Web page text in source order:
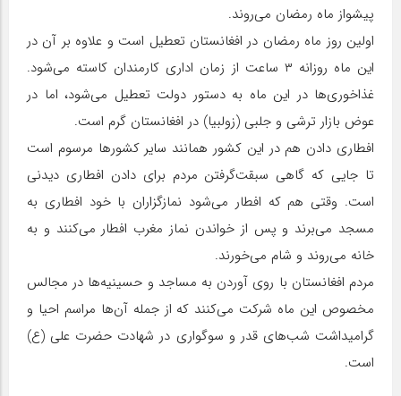
پیشواز ماه رمضان می‌روند.
اولین روز ماه رمضان در افغانستان تعطیل است و علاوه بر آن در
این ماه روزانه ۳ ساعت از زمان اداری کارمندان کاسته می‌شود.
غذاخوری‌ها در این ماه به دستور دولت تعطیل می‌شود، اما در
عوض بازار ترشی و جلبی (زولبیا) در افغانستان گرم است.
افطاری دادن هم در این کشور همانند سایر کشور‌ها مرسوم است
تا جایی که گاهی سبقت‌گرفتن مردم برای دادن افطاری دیدنی
است. وقتی هم که افطار می‌شود نمازگزاران با خود افطاری به
مسجد می‌برند و پس از خواندن نماز مغرب افطار می‌کنند ‏و به
خانه می‌روند و شام می‌خورند.
مردم افغانستان با روی آوردن به مساجد و حسینیه‌ها در مجالس
مخصوص این ماه شرکت می‌کنند که از جمله ‏آن‌ها مراسم احیا و
گرامیداشت شب‌های قدر و سوگواری در شهادت حضرت علی (ع)
است.